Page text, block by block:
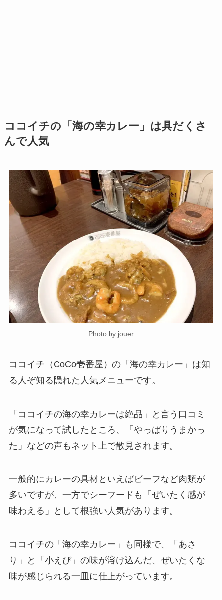
ココイチの「海の幸カレー」は具だくさ
んで人気
Photo by jouer
ココイチ（CoCo壱番屋）の「海の幸カレー」は知
る人ぞ知る隠れた人気メニューです。
「ココイチの海の幸カレーは絶品」と言う口コミ
が気になって試したところ、「やっぱりうまかっ
た」などの声もネット上で散見されます。
一般的にカレーの具材といえばビーフなど肉類が
多いですが、一方でシーフードも「ぜいたく感が
味わえる」として根強い人気があります。
ココイチの「海の幸カレー」も同様で、「あさ
り」と「小えび」の味が溶け込んだ、ぜいたくな
味が感じられる一皿に仕上がっています。